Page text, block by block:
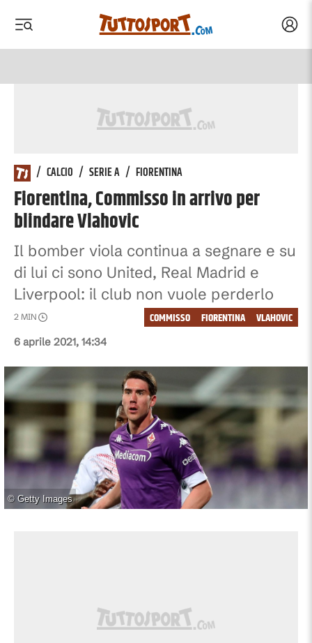
/ CALCIO / SERIE A / FIORENTINA
Fiorentina, Commisso in arrivo per
blindare Vlahovic
Il bomber viola continua a segnare e su
di lui ci sono United, Real Madrid e
Liverpool: il club non vuole perderlo
6 aprile 2021, 14:34
2 MIN VLAHOVIC
FIORENTINA
COMMISSO
© Getty Images